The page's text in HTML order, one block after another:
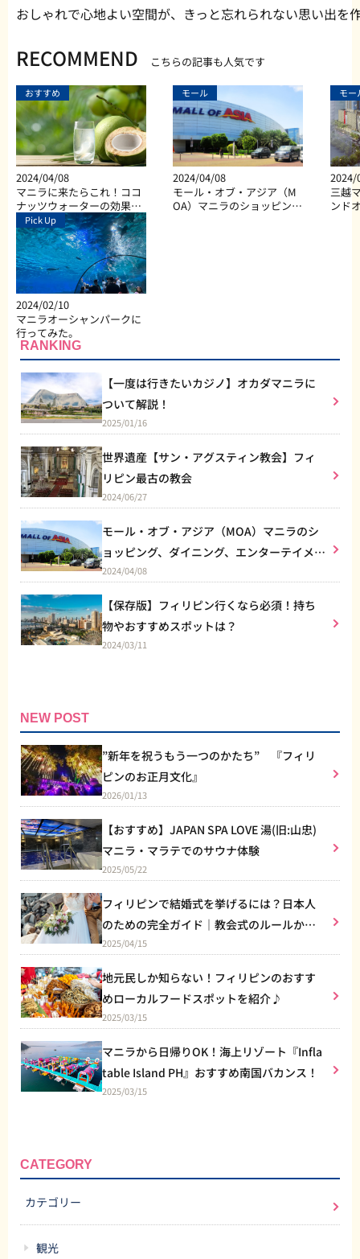
おしゃれで心地よい空間が、きっと忘れられない思い出を
RECOMMEND こちらの記事も人気です
おすすめ
2024/04/08
マニラに来たらこれ！ココ
ナッツウォーターの効果と
は？
モール
2024/04/08
モール・オブ・アジア（M
OA）マニラのショッピン
モー
2024/
三越
ンド
Pick Up
2024/02/10
マニラオーシャンパークに
行ってみた。
RANKING
【一度は行きたいカジノ】オカダマニラに
ついて解説！
2025/01/16
世界遺産【サン・アグスティン教会】フィ
リピン最古の教会
2024/06/27
モール・オブ・アジア（MOA）マニラのシ
ョッピング、ダイニング、エンターテイメン
トなど総合施設
2024/04/08
【保存版】フィリピン行くなら必須！持ち
物やおすすめスポットは？
2024/03/11
NEW POST
”新年を祝うもう一つのかたち” 『フィリ
ピンのお正月文化』
2026/01/13
【おすすめ】JAPAN SPA LOVE 湯(旧:山忠)
マニラ・マラテでのサウナ体験
2025/05/22
フィリピンで結婚式を挙げるには？日本人
のための完全ガイド｜教会式のルールから
リゾート婚まで
2025/04/15
地元民しか知らない！フィリピンのおすす
めローカルフードスポットを紹介♪
2025/03/15
マニラから日帰りOK！海上リゾート『Infla
table Island PH』おすすめ南国バカンス！
2025/03/15
CATEGORY
カテゴリー
観光